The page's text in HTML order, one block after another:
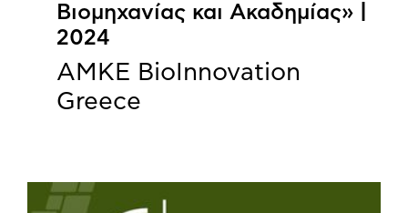
Βιομηχανίας και Ακαδημίας» |
2024
ΑΜΚΕ BioInnovation
Greece